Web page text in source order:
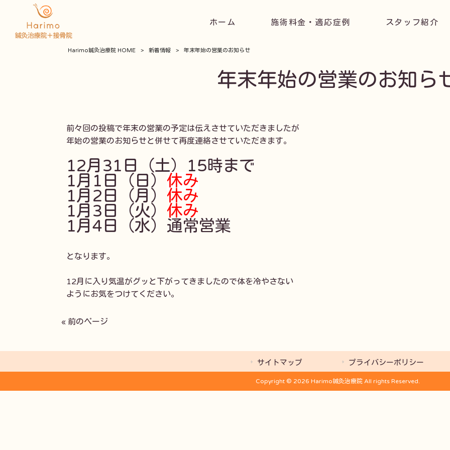
ホーム 施術料金・適応症例 スタッフ紹介
Harimo鍼灸治療院 HOME > 新着情報 > 年末年始の営業のお知らせ
年末年始の営業のお知ら
前々回の投稿で年末の営業の予定は伝えさせていただきましたが
年始の営業のお知らせと併せて再度連絡させていただきます。
1月1日（日） 休み
1月2日（月） 休み
1月3日（火） 休み
1月4日（水）通常営業
となります。
12月に入り気温がグッと下がってきましたので体を冷やさない
ようにお気をつけてください。
« 前のページ
サイトマップ プライバシーポリシー
Copyright © 2026 Harimo鍼灸治療院 All rights Reserved.